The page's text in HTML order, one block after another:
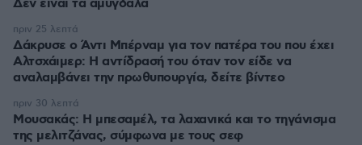
Δεν είναι τα αμύγδαλα
Δάκρυσε ο Άντι Μπέρναμ για τον πατέρα του που έχει
Αλτσχάιμερ: Η αντίδρασή του όταν τον είδε να
αναλαμβάνει την πρωθυπουργία, δείτε βίντεο
πριν 25 λεπτά
Μουσακάς: Η μπεσαμέλ, τα λαχανικά και το τηγάνισμα
της μελιτζάνας, σύμφωνα με τους σεφ
πριν 30 λεπτά